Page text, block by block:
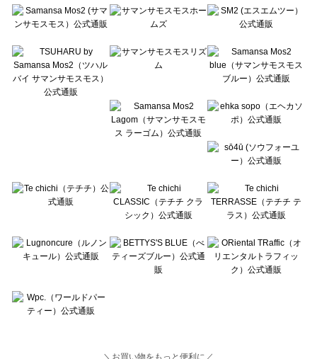
Te chichi（テチチ）の一覧
Te chichi CLASSIC（テチチ クラシック）の一覧
Lugnoncure（ルノンキュール）の一覧
BETTY'S BLUE（べティーズブルー）の一覧
Wpc.（ワールドパーティー）の一覧
＼お買い物をもっと便利に／